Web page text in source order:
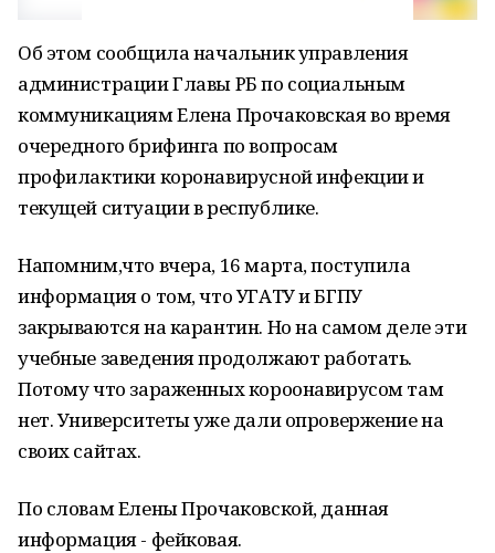
Об этом сообщила начальник управления
администрации Главы РБ по социальным
коммуникациям Елена Прочаковская во время
очередного брифинга по вопросам
профилактики коронавирусной инфекции и
текущей ситуации в республике.
Напомним,что вчера, 16 марта, поступила
информация о том, что УГАТУ и БГПУ
закрываются на карантин. Но на самом деле эти
учебные заведения продолжают работать.
Потому что зараженных короонавирусом там
нет. Университеты уже дали опровержение на
своих сайтах.
По словам Елены Прочаковской, данная
информация - фейковая.